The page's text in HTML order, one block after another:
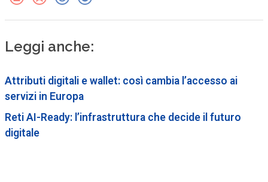
Leggi anche:
Attributi digitali e wallet: così cambia l’accesso ai
servizi in Europa
Reti AI-Ready: l’infrastruttura che decide il futuro
digitale